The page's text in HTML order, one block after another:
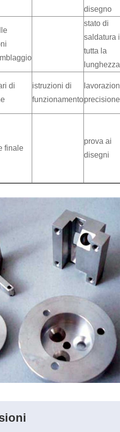
disegno
stato di
saldatura
tutta la
lunghezza
di
istruzioni di
funzionamentoprecisione
finale
prova ai
disegni